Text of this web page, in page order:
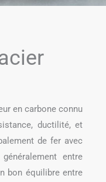
en carbone connu
ductilité, et
de fer avec
entre
bon équilibre entre